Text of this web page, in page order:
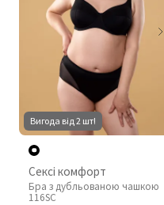
Вигода від 2 шт!
Сексі комфорт
Бра з дубльованою чашкою
116SC